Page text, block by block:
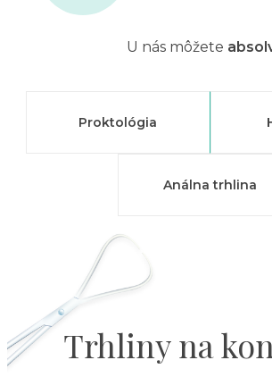
U nás môžete
Proktológia
Análna trhlina
Trhliny na